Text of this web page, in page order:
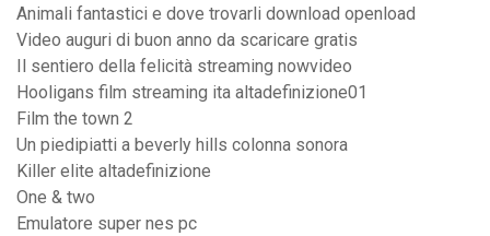
Animali fantastici e dove trovarli download openload
Video auguri di buon anno da scaricare gratis
Il sentiero della felicità streaming nowvideo
Hooligans film streaming ita altadefinizione01
Film the town 2
Un piedipiatti a beverly hills colonna sonora
Killer elite altadefinizione
One & two
Emulatore super nes pc